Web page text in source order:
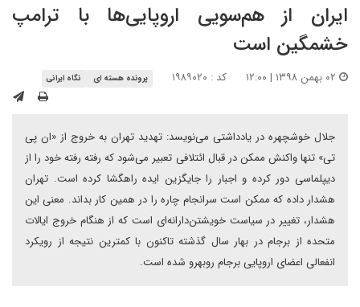
ایران از هم‌سویی اروپایی‌ها با ترامپ
خشمگین است
کد : ۱۹۸۹۰۲۰ پرونده هسته ای نگاه ایرانی
جلال خوشچهره در یادداشتی می‌نویسد: تهدید تهران به خروج از «ان پی
تی» تنها واکنش ممکن در قبال ائتلافی تعبیر می‌شود که رفته رفته خود را از
دیپلماسی دور کرده و اجبار را جایگزین ایده راهگشا کرده است. تهران
هشدار داده که ممکن است سرانجام چاره را در همین کار بداند. معنی این
هشدار، تغییر در سیاست خویشتن‌دارانه‌ای است که از هنگام خروج ایالات
متحده از برجام در بهار سال گذشته تاکنون با کمترین نتیجه از رویکرد
انفعالی اعضای اروپایی برجام روبهرو شده است.